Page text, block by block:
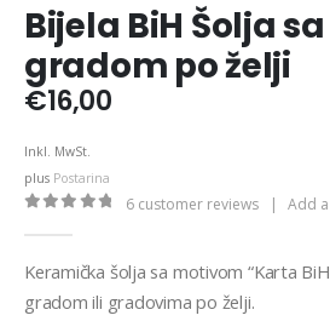
Bijela BiH Šolja sa
gradom po želji
€16,00
Inkl. MwSt.
plus Postarina
6 customer reviews | Add
Keramička šolja sa motivom “Karta
gradom ili gradovima po želji.